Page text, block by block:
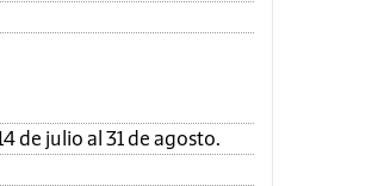
de julio al 31 de agosto.